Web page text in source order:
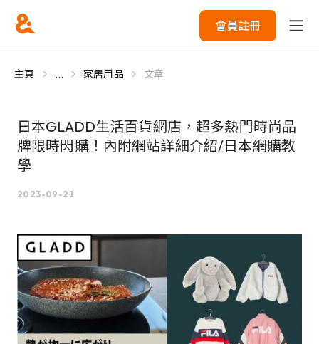
會員註冊
主頁 ... 家居用品 文章
日本GLADD生活百貨網店，超多熱門時尚品
牌限時閃購！內附網站詳細介紹/日本網購教
學
2023-09-21